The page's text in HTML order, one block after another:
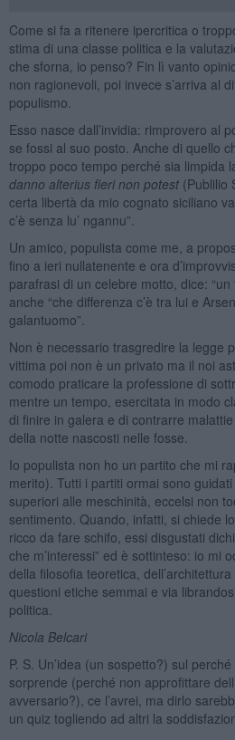
Come si fa a ritenere ipercritica o
stima di una classe politica e la
che sforna, io penso? Fin lì vanto
non ragionevoli, poi invece s’arriva al
populismo.
Esso nasce dall’invidia: rimprovero al
se fossi al suo posto. Anche di quello
troppo poco tempo perché sia limpida
danno alterius fieri non potest(Publilio
certa libertà da mio cognato siciliano
c’è senza lu’ ngannu”.
Un amico, populista come me, a
fino a ieri nullatenente e ora
parafrasi di un celebre motto, dice:
anche “che differenza c’è tra lui e
galantuomo”.
Non è necessario trasgredire la legge
vittima poi non è un privato ma il noi
comodo praticare la professione di
mentre un tempo, esercitata in modo
di finire in galera e di contrarre malattie
della notte nascosti nelle fosse.
Io populista non ho un partito che mi
merito). Tutti i partiti ormai sono
superiori alle meschinità, eccelsi non
sentimento. Quando, infatti, si chiede
ricco da fare schifo, essi disgustati
che m’interessi” ed è sottinteso: io mi
della filosofia teoretica,
questioni etiche semmai e via
politica.
Nicola Belcari
P. S. Un’idea (un sospetto?) sul
sorprende (perché non approfittare
avversario?), ce l’avrei, ma dirlo
un quiz togliendo ad altri la